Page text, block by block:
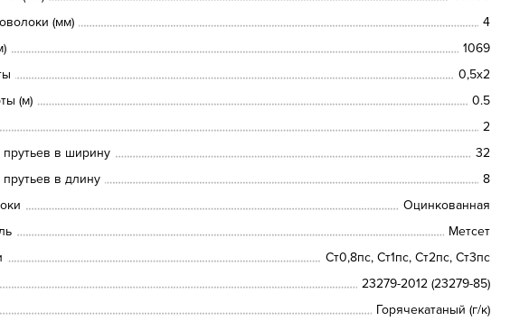
(мм)
4
1069
0,5х2
(м)
0.5
2
прутьев в ширину
32
в длину
8
Оцинкованная
Метсет
Ст0,8пс, Ст1пс, Ст2пс, Ст3пс
23279-2012 (23279-85)
Горячекатаный (г/к)